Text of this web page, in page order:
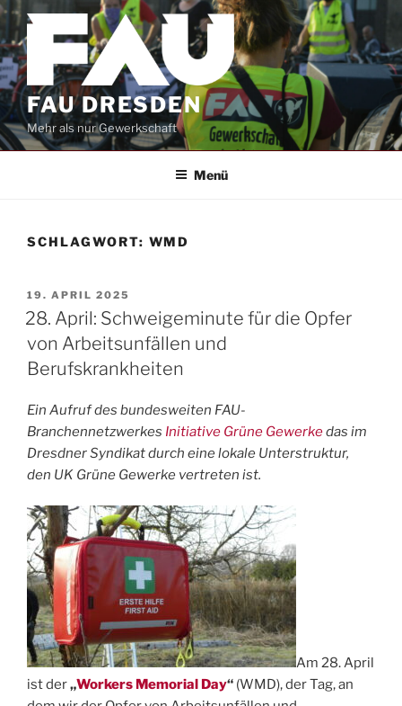
Zum
Inhalt
springen
FAU DRESDEN
Mehr als nur Gewerkschaft
Menü
SCHLAGWORT: WMD
VERÖFFENTLICHT
AM
19. APRIL 2025
28. April: Schweigeminute für die Opfer
von Arbeitsunfällen und
Berufskrankheiten
Ein Aufruf des bundesweiten FAU-
Branchennetzwerkes Initiative Grüne Gewerkedas im
Dresdner Syndikat durch eine lokale Unterstruktur,
den UK Grüne Gewerke vertreten ist.
Am 28. April
ist der„Workers Memorial Day“ (WMD), der Tag, an